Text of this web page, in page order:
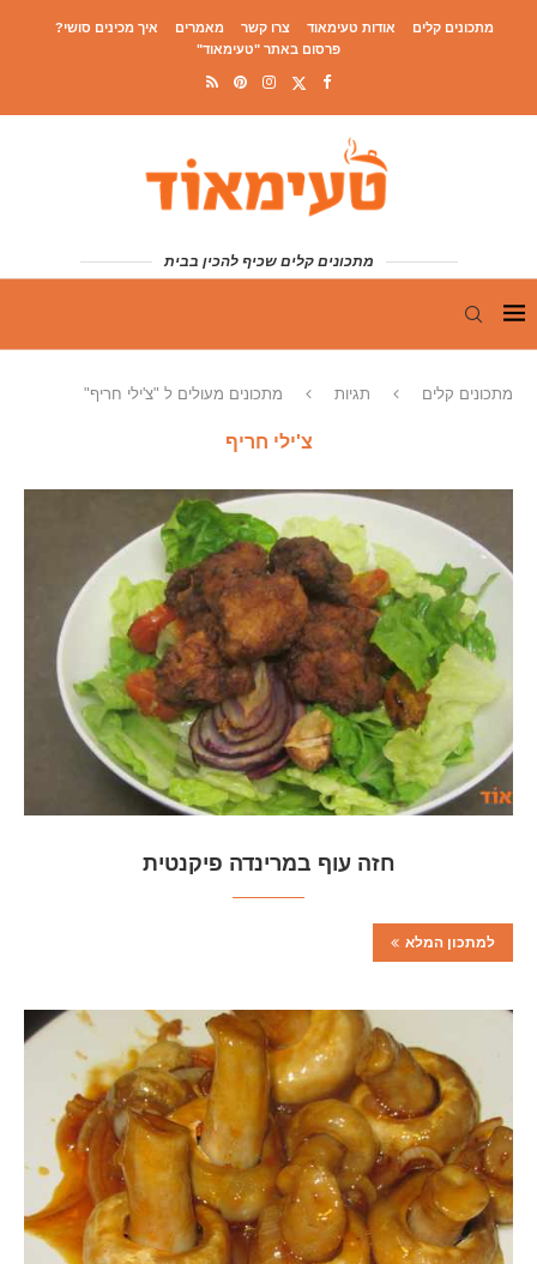
מתכונים קלים אודות טעימאוד צרו קשר מאמרים
איך מכינים סושי?
פרסום באתר "טעימאוד"
מתכונים קלים שכיף להכין בבית
מתכונים קלים תגיות מתכונים מעולים ל "צ'ילי חריף"
צ'ילי חריף
חזה עוף במרינדה פיקנטית
למתכון המלא